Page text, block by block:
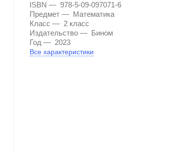
ISBN
978-5-09-097071-6
Предмет
Математика
Класс
2 класс
Издательство
Бином
Год
2023
Все характеристики